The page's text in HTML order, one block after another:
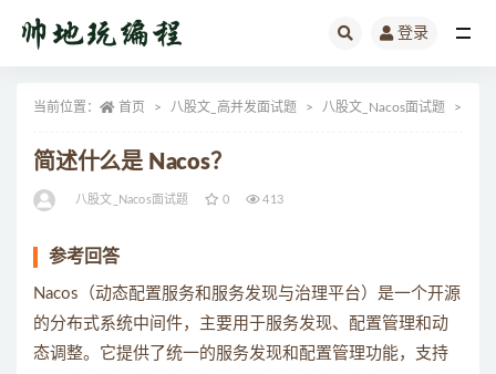
登录
当前位置： 首页 八股文_高并发面试题 八股文_Nacos面试题
简述什么是 Nacos？
八股文_Nacos面试题 0 413
参考回答
Nacos（动态配置服务和服务发现与治理平台）是一个开源
的分布式系统中间件，主要用于服务发现、配置管理和动
态调整。它提供了统一的服务发现和配置管理功能，支持